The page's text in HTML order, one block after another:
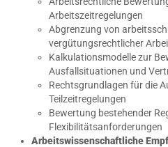
Arbeitszeitregelungen
Abgrenzung von
vergütungsrechtlicher
Kalkulationsmodelle zur
Ausfallsituationen und
Rechtsgrundlagen für die
Teilzeitregelungen
Bewertung bestehender
Flexibilitätsanforderungen
Arbeitswissenschaftliche